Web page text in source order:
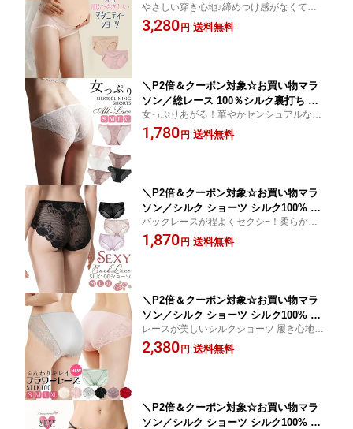
ョーツ シルクポリ混 やさしいフィット
感 しっとりなめらか 2色 絹 吸湿速乾 快
やさしい穿き心地♪締めつけ感がなくてスト
レスフリー☆極フィット素材で作られた超
快適シルクマタニティーショーツ☆
3,280円 送料無料
＼P2倍＆クーポン対象☆お買い物マラ
ソン／総レース 100％シルク裏打ち シ
ョーツ シルクショーツ サイドストリン
グ 透け感 フラワーレース スカラップ
女っぷりあがる！華やかセンシュアルなフ
ラワー総レースショーツ☆別売りお揃いブ
ラあり☆痛くならない 絹 下着 吸湿速乾 快
1,780円 送料無料
＼P2倍＆クーポン対象☆お買い物マラ
ソン／シルク ショーツ シルク100% レ
ディース レース スタンダード 冷え取り
バックレース シルク ショーツ パンツ
バックレースが程よくセクシ−！柔らかいレ
ースがヒップをやさしく包み込み、アウタ
ーに響かない♪敏感肌 低刺激
1,870円 送料無料
＼P2倍＆クーポン対象☆お買い物マラ
ソン／シルク ショーツ シルク100% レ
ディース レース 極細糸 フラワーレース
スタンダード シルクインナー シルク シ
レースが美しいシルクショーツ 履き心地も
デザインも素敵 サラサラ、蒸れない なめら
かで優しくフィットします。
2,380円 送料無料
＼P2倍＆クーポン対象☆お買い物マラ
ソン／シルク ショーツ シルク100% レ